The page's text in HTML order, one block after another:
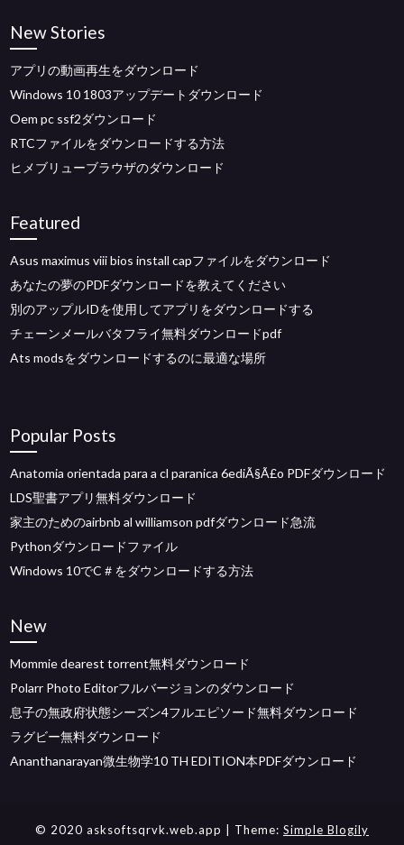
New Stories
アプリの動画再生をダウンロード
Windows 10 1803アップデートダウンロード
Oem pc ssf2ダウンロード
RTCファイルをダウンロードする方法
ヒメブリューブラウザのダウンロード
Featured
Asus maximus viii bios install capファイルをダウンロード
あなたの夢のPDFダウンロードを教えてください
別のアップルIDを使用してアプリをダウンロードする
チェーンメールバタフライ無料ダウンロードpdf
Ats modsをダウンロードするのに最適な場所
Popular Posts
Anatomia orientada para a cl paranica 6ediÃ§Ã£o PDFダウンロード
LDS聖書アプリ無料ダウンロード
家主のためのairbnb al williamson pdfダウンロード急流
Pythonダウンロードファイル
Windows 10でC＃をダウンロードする方法
New
Mommie dearest torrent無料ダウンロード
Polarr Photo Editorフルバージョンのダウンロード
息子の無政府状態シーズン4フルエピソード無料ダウンロード
ラグビー無料ダウンロード
Ananthanarayan微生物学10 TH EDITION本PDFダウンロード
© 2020 asksoftsqrvk.web.app | Theme: Simple Blogily